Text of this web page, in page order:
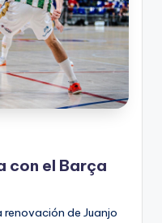
con el Barça
renovación de Juanjo